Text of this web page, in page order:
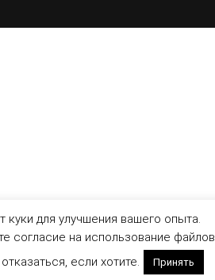
куки для улучшения вашего опыта.
согласие на использование файлов
если хотите.
Принять